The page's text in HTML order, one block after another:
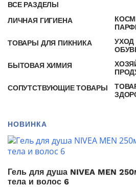
ВСЕ РАЗДЕЛЫ
ЛИЧНАЯ ГИГИЕНА
ТОВАРЫ ДЛЯ ПИКНИКА
БЫТОВАЯ ХИМИЯ
СОПУТСТВУЮЩИЕ ТОВАРЫ
НОВИНКА
Гель для душа NIVEA MEN
тела и волос 6